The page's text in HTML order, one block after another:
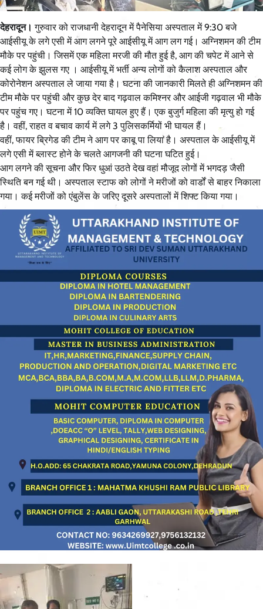
देहरादून। गुरुवार को राजधानी देहरादून में पैनेसिया अस्पताल में 9:30 बजे
आईसीयू के लगे एसी में आग लगने पूरे आईसीयू में आग लग गई। अग्निशमन की टीम
मौके पर पहुंची। जिसमें एक महिला मरजी की मौत हुई है, आग की चपेट में आने से
कई लोग के झुलस गए । आईसीयू में भर्ती अन्य लोगों को कैलाश अस्पताल और
कोरोनेशन अस्पताल ले जाया गया है। घटना की जानकारी मिलते ही अग्निशमन की
टीम मौके पर पहुंची और कुछ देर बाद गढ़वाल कमिश्नर और आईजी गढ़वाल भी मौके
पर पहुंच गए। घटना में 10 व्यक्ति घायल हुए हैं। एक बुजुर्ग महिला की मृत्यु हो गई
है। वहीं, राहत व बचाव कार्य में लगे 3 पुलिसकर्मियों भी घायल हैं।
वहीं, फायर ब्रिगेड की टीम ने आग पर काबू पा लिया है। अस्पताल के आईसीयू में
लगे एसी में ब्लास्ट होने के चलते आगजनी की घटना घटित हुई।
आग लगने की सूचना और फिर धुआं उठते देख वहां मौजूद लोगों में भगदड़ जैसी
स्थिति बन गई थी। अस्पताल स्टाफ को लोगों ने मरीजों को वार्डों से बाहर निकाला
गया। कई मरीजों को एंबुलेंस के जरिए दूसरे अस्पतालों में शिफ्ट किया गया।